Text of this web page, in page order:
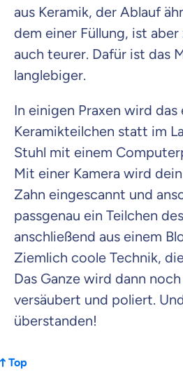
aus Keramik, der Ablauf
dem einer Füllung, ist
auch teurer. Dafür ist das
langlebiger.
In einigen Praxen wird
Keramikteilchen statt im
Stuhl mit einem
Mit einer Kamera wird
Zahn eingescannt und
passgenau ein Teilchen
anschließend aus einem
Ziemlich coole Technik,
Das Ganze wird dann
versäubert und poliert.
überstanden!
Top